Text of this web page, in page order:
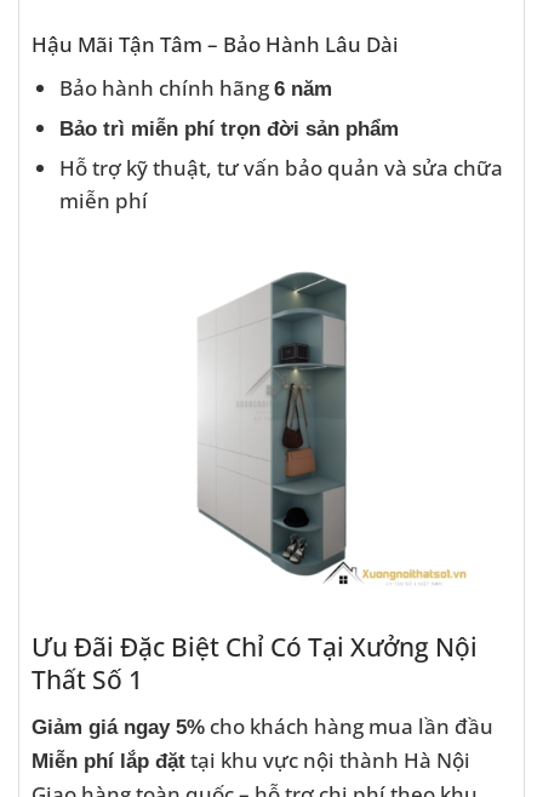
Hậu Mãi Tận Tâm – Bảo Hành Lâu Dài
Bảo hành chính hãng 6 năm
Bảo trì miễn phí trọn đời sản phẩm
Hỗ trợ kỹ thuật, tư vấn bảo quản và sửa chữa
miễn phí
Ưu Đãi Đặc Biệt Chỉ Có Tại Xưởng Nội
Thất Số 1
Giảm giá ngay 5% cho khách hàng mua lần đầu
Miễn phí lắp đặt tại khu vực nội thành Hà Nội